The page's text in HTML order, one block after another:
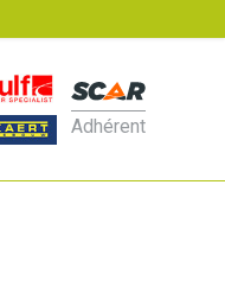
Adhérent